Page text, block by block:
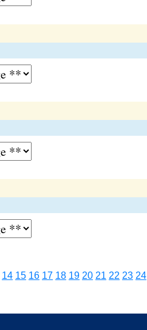
14 15 16 17 18 19 20 21 22 23 24